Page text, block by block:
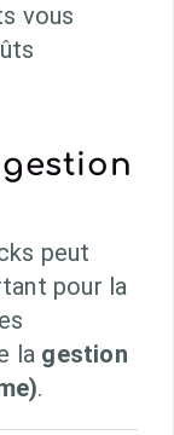
vous
peut
pour la
la gestion
.